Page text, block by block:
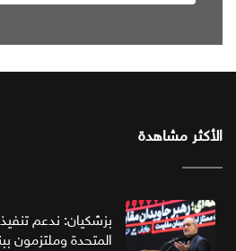
الأكثر مشاهدة
بزشكيان: ندعم
المتحدة وملتزمون